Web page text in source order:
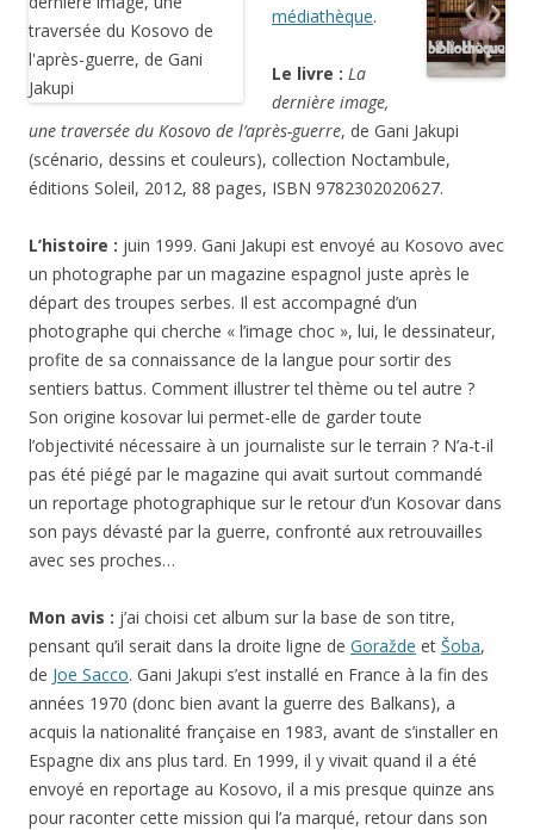
médiathèque.
Le livre : La
dernière image,
une traversée du Kosovo de l’après-guerre, de Gani Jakupi
(scénario, dessins et couleurs), collection Noctambule,
éditions Soleil, 2012, 88 pages, ISBN 9782302020627.
L’histoire : juin 1999. Gani Jakupi est envoyé au Kosovo avec
un photographe par un magazine espagnol juste après le
départ des troupes serbes. Il est accompagné d’un
photographe qui cherche « l’image choc », lui, le dessinateur,
profite de sa connaissance de la langue pour sortir des
sentiers battus. Comment illustrer tel thème ou tel autre ?
Son origine kosovar lui permet-elle de garder toute
l’objectivité nécessaire à un journaliste sur le terrain ? N’a-t-il
pas été piégé par le magazine qui avait surtout commandé
un reportage photographique sur le retour d’un Kosovar dans
son pays dévasté par la guerre, confronté aux retrouvailles
avec ses proches…
Mon avis : j’ai choisi cet album sur la base de son titre,
pensant qu’il serait dans la droite ligne de Goražde et Šoba,
de Joe Sacco. Gani Jakupi s’est installé en France à la fin des
années 1970 (donc bien avant la guerre des Balkans), a
acquis la nationalité française en 1983, avant de s’installer en
Espagne dix ans plus tard. En 1999, il y vivait quand il a été
envoyé en reportage au Kosovo, il a mis presque quinze ans
pour raconter cette mission qui l’a marqué, retour dans son